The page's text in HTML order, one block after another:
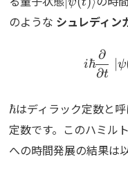
のような シュレディン
iℏ
∂t
∂
ψ
\hbar
ℏはディラック定数と
定数です。このハミル
への時間発展の結果は